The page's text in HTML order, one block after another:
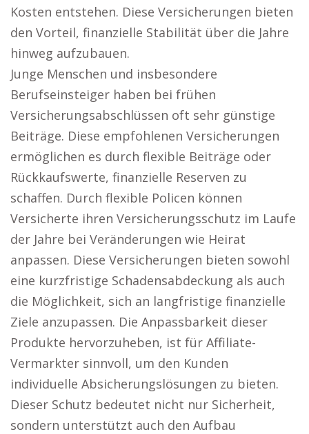
Kosten entstehen. Diese Versicherungen bieten
den Vorteil, finanzielle Stabilität über die Jahre
hinweg aufzubauen.
Junge Menschen und insbesondere
Berufseinsteiger haben bei frühen
Versicherungsabschlüssen oft sehr günstige
Beiträge. Diese empfohlenen Versicherungen
ermöglichen es durch flexible Beiträge oder
Rückkaufswerte, finanzielle Reserven zu
schaffen. Durch flexible Policen können
Versicherte ihren Versicherungsschutz im Laufe
der Jahre bei Veränderungen wie Heirat
anpassen. Diese Versicherungen bieten sowohl
eine kurzfristige Schadensabdeckung als auch
die Möglichkeit, sich an langfristige finanzielle
Ziele anzupassen. Die Anpassbarkeit dieser
Produkte hervorzuheben, ist für Affiliate-
Vermarkter sinnvoll, um den Kunden
individuelle Absicherungslösungen zu bieten.
Dieser Schutz bedeutet nicht nur Sicherheit,
sondern unterstützt auch den Aufbau